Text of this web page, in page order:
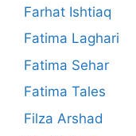
Farhat Ishtiaq
Fatima Laghari
Fatima Sehar
Fatima Tales
Filza Arshad